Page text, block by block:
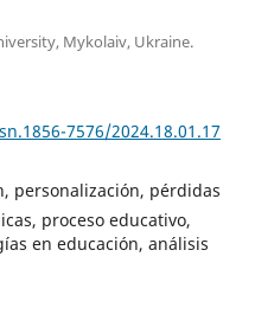
Mykolaiv, Ukraine.
7576/2024.18.01.17
personalización, pérdidas
proceso educativo,
en educación, análisis